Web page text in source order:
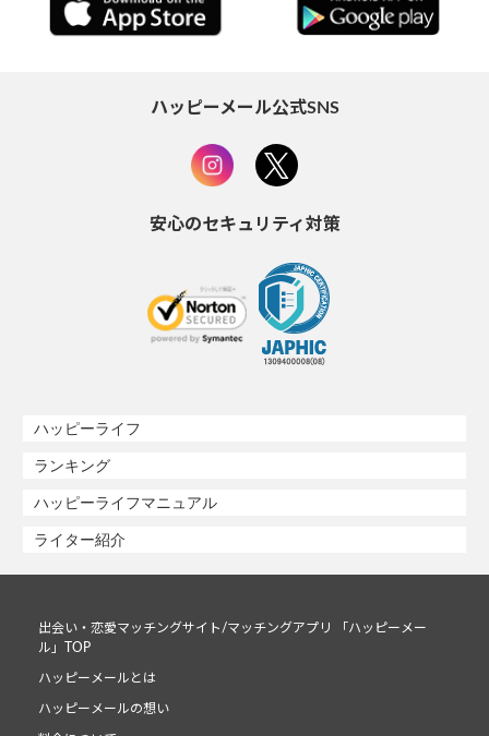
ハッピーメール公式SNS
安心のセキュリティ対策
ハッピーライフ
ランキング
ハッピーライフマニュアル
ライター紹介
出会い・恋愛マッチングサイト/マッチングアプリ 「ハッピーメー
ル」TOP
ハッピーメールとは
ハッピーメールの想い